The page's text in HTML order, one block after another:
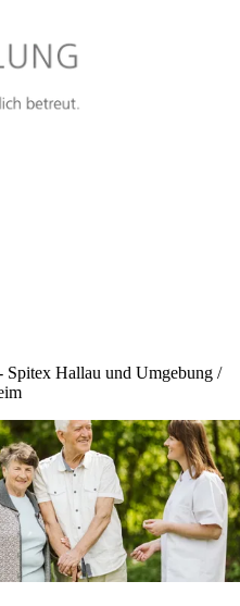
Spitex Hallau und Umgebung /